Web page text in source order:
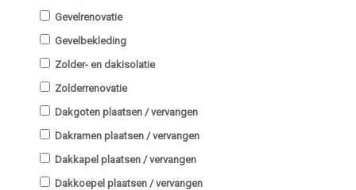
Gevelrenovatie
Gevelbekleding
Zolder- en dakisolatie
Zolderrenovatie
Dakgoten plaatsen / vervangen
Dakramen plaatsen / vervangen
Dakkapel plaatsen / vervangen
Dakkoepel plaatsen / vervangen